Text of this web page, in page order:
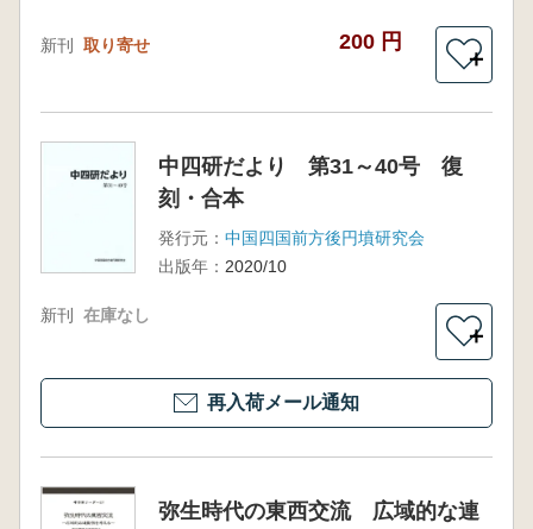
新刊 取り寄せ 200 円
＋
中四研だより 第31～40号 復
刻・合本
発行元： 中国四国前方後円墳研究会
出版年： 2020/10
新刊 在庫なし
＋
再入荷メール通知
弥生時代の東西交流 広域的な連